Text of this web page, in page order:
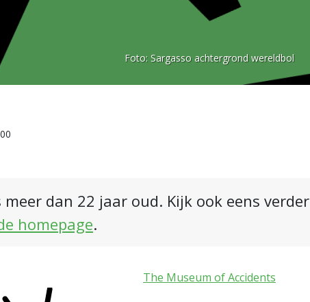
Foto: Sargasso achtergrond wereldbol
meer dan 22 jaar oud. Kijk ook eens
homepage.
The Museum of Accidents